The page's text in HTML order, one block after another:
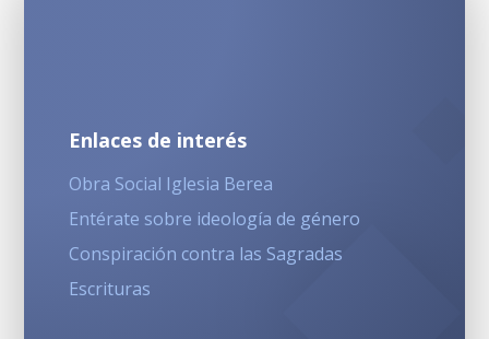
Enlaces de interés
Obra Social Iglesia Berea
Entérate sobre ideología de género
Conspiración contra las Sagradas
Escrituras